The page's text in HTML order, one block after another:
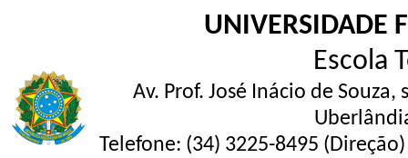
UNIVERSIDADE
Escola
Av. Prof. José Inácio de
Telefone: (34) 3225-8495